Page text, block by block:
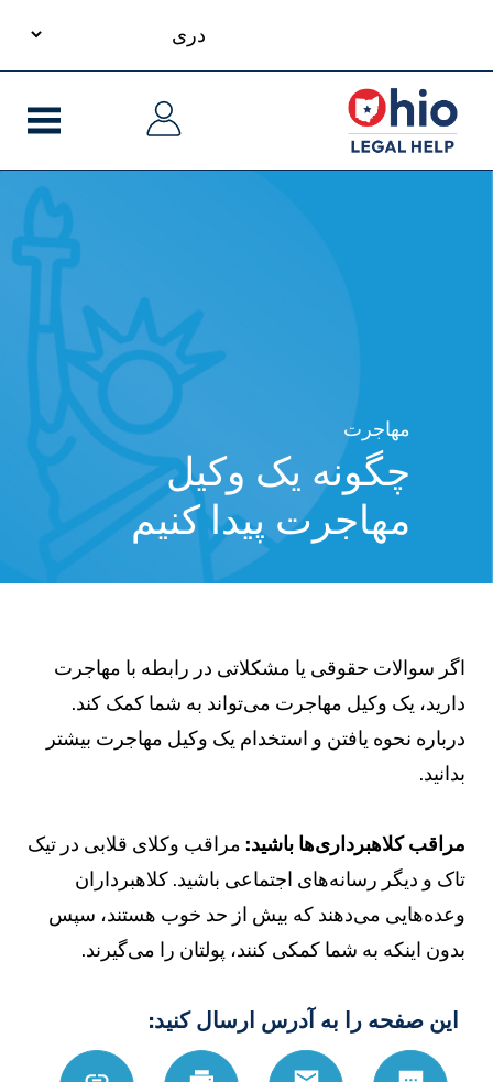
language
مهاجرت
چگونه یک وکیل
مهاجرت پیدا کنیم
اگر سوالات حقوقی یا مشکلاتی در رابطه با مهاجرت
دارید، یک وکیل مهاجرت می‌تواند به شما کمک کند.
درباره نحوه یافتن و استخدام یک وکیل مهاجرت بیشتر
بدانید.
مراقب کلاهبرداری‌ها باشید:مراقب وکلای قلابی در تیک
تاک و دیگر رسانه‌های اجتماعی باشید. کلاهبرداران
وعده‌هایی می‌دهند که بیش از حد خوب هستند، سپس
بدون اینکه به شما کمکی کنند، پولتان را می‌گیرند.
این صفحه را به آدرس ارسال کنید:
Text
Email چاپ Link